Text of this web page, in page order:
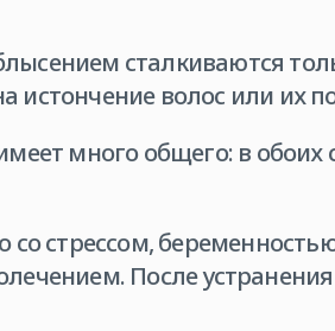
сталкиваются
волос или их
много общего: в обоих
со стрессом,
После